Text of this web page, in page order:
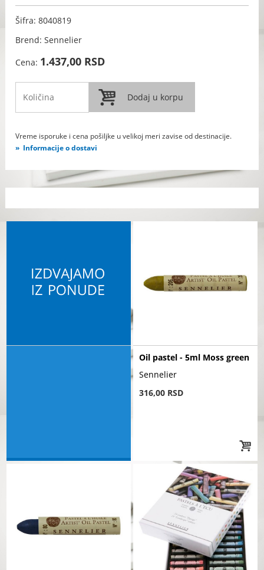
Šifra: 8040819
Brend: Sennelier
Cena: 1.437,00 RSD
Vreme isporuke i cena pošiljke u velikoj meri zavise od destinacije.
Informacije o dostavi
Oil pastel - 5ml Moss green
Sennelier
316,00 RSD